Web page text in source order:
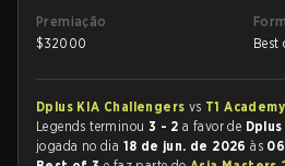
Premiação
$32000
Best
Dplus KIA Challengers vs T1
Legends terminou 3 - 2 a favor de
jogada no dia 18 de jun. de 2026às